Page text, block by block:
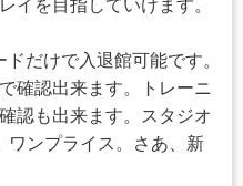
イを目指していけます。
だけで入退館可能です。
確認出来ます。トレーニ
認も出来ます。スタジオ
ワンプライス。さあ、新